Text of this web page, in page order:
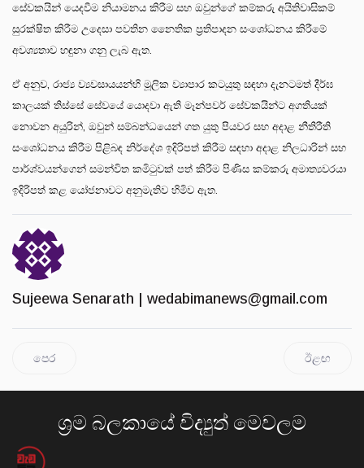
සේවකයින් යෙදවීම නියාමනය කිරීම සහ ඔවුන්ගේ කම්කරු අයිතිවාසිකම්
සුරක්ෂිත කිරීම උදෙසා පවතින නෛතික ප්‍රතිපාදන සංශෝධනය කිරීමේ
අවශ්‍යතාව හඳුනා ගනු ලැබ ඇත.
ඒ අනුව, රාජ්‍ය ව්‍යවසායයන්හි මූලික ව්‍යාපාර කටයුතු සඳහා දැනටමත් දීර්ඝ
කාලයක් තිස්සේ සේවයේ යොදවා ඇති මෑන්පවර් සේවකයින්ට අගතියක්
නොවන අයුරින්, ඔවුන් සම්බන්ධයෙන් ගත යුතු පියවර සහ අදාළ නීතිරීති
සංශෝධනය කිරීම පිළිබඳ නිර්දේශ ඉදිරිපත් කිරීම සඳහා අදාළ නිලධාරින් සහ
පාර්ශ්වයන්ගෙන් සමන්විත කමිටුවක් පත් කිරීම පිණිස කම්කරු අමාත්‍යවරයා
ඉදිරිපත් කළ යෝජනාවට අනුමැතිව හිමිව ඇත.
Sujeewa Senarath | wedabimanews@gmail.com
පෙර ඊළඟ
ශ්‍රම බලකායේ විද්‍යුත් මෙවලම